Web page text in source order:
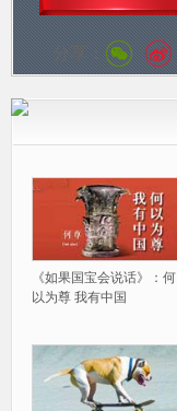
分享：
《如果国宝会说话》：何
以为尊 我有中国